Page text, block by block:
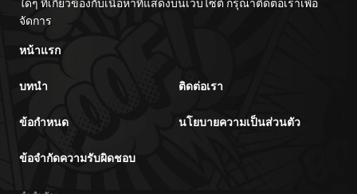
จัดการ
หน้าแรก
บทนำ ติดต่อเรา
ข้อกำหนด นโยบายความเป็นส่วนตัว
ข้อจำกัดความรับผิดชอบ